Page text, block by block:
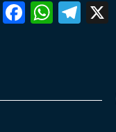
Fa W
pp
Te
m